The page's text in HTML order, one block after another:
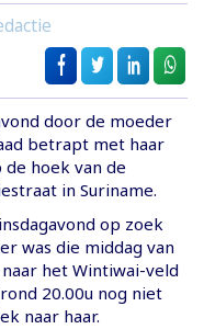
door de moeder
betrapt met haar
hoek van de
in Suriname.
op zoek
was die middag van
het Wintiwai-veld
20.00u nog niet
naar haar.